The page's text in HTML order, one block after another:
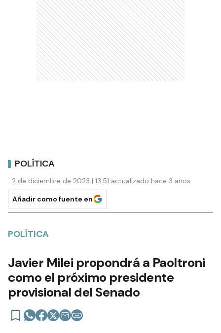
POLÍTICA
2 de diciembre de 2023 | 13:51 actualizado hace 3 años
Añadir como fuente en
POLÍTICA
Javier Milei propondrá a Paoltroni
como el próximo presidente
provisional del Senado